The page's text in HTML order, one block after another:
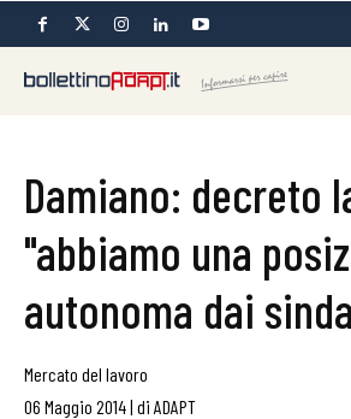
Damiano: decreto
"abbiamo una
autonoma dai
Mercato del lavoro
06 Maggio 2014| di ADAPT